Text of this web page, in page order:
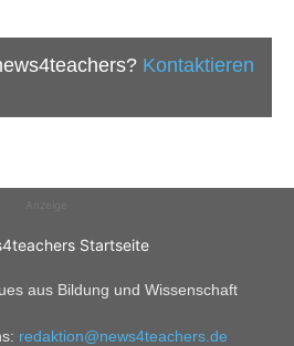
Kontaktieren
aus Bildung und Wissenschaft
redaktion@news4teachers.de